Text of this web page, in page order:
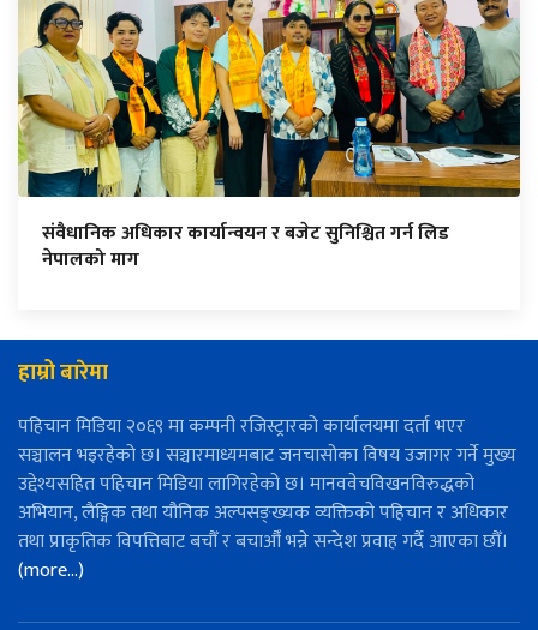
संवैधानिक अधिकार कार्यान्वयन र बजेट सुनिश्चित गर्न लिड
नेपालको माग
हाम्रो बारेमा
पहिचान मिडिया २०६९ मा कम्पनी रजिस्ट्रारको कार्यालयमा दर्ता भएर
सञ्चालन भइरहेको छ। सञ्चारमाध्यमबाट जनचासोका विषय उजागर गर्ने मुख्य
उद्देश्यसहित पहिचान मिडिया लागिरहेको छ। मानववेचविखनविरुद्धको
अभियान, लैङ्गिक तथा यौनिक अल्पसङ्ख्यक व्यक्तिको पहिचान र अधिकार
तथा प्राकृतिक विपत्तिबाट बचौँ र बचाऔँ भन्ने सन्देश प्रवाह गर्दै आएका छौँ।
(more…)